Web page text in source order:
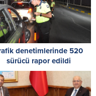
denetimlerinde 520
sürücü rapor edildi